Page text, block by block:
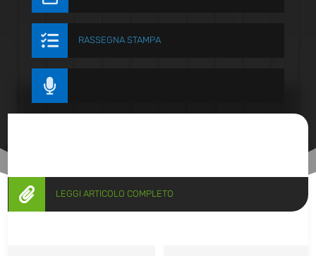
 RASSEGNA STAMPA

 LEGGI ARTICOLO COMPLETO